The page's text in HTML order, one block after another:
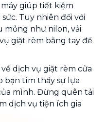
giúp tiết kiệm
Tuy nhiên đối với
mỏng như nilon, vải
giặt rèm bằng tay để
dịch vụ giặt rèm cửa
bạn tìm thấy sự lựa
mình. Đừng quên tải
dịch vụ tiện ích gia